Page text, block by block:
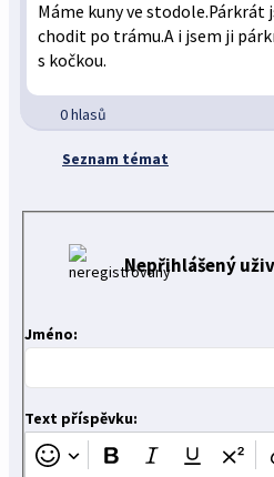
Máme kuny ve stodole.Párkrát
chodit po trámu.A i jsem ji
s kočkou.
0 hlasů
Seznam témat
Nepřihlášený
Jméno:
Text příspěvku: